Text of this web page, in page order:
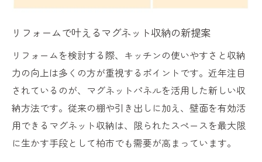
失敗しないキッチンパネル配置のコツとポ
イント
キッチンリフォームで迷わないパネル範囲
の選定法
マグネットキッチンパネルの施工範囲最適
化術
後付けで叶えるマグネット収納の快適体験
リフォームで叶えるマグネット収納の新提案
リフォームを検討する際、キッチンの使いやすさと収納
力の向上は多くの方が重視するポイントです。近年注目
されているのが、マグネットパネルを活用した新しい収
納方法です。従来の棚や引き出しに加え、壁面を有効活
用できるマグネット収納は、限られたスペースを最大限
に生かす手段として柏市でも需要が高まっています。